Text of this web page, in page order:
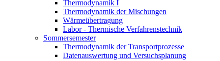
Thermodynamik I
Thermodynamik der Mischungen
Wärmeübertragung
Labor - Thermische Verfahrenstechnik
Sommersemester
Thermodynamik der Transportprozesse
Datenauswertung und Versuchsplanung